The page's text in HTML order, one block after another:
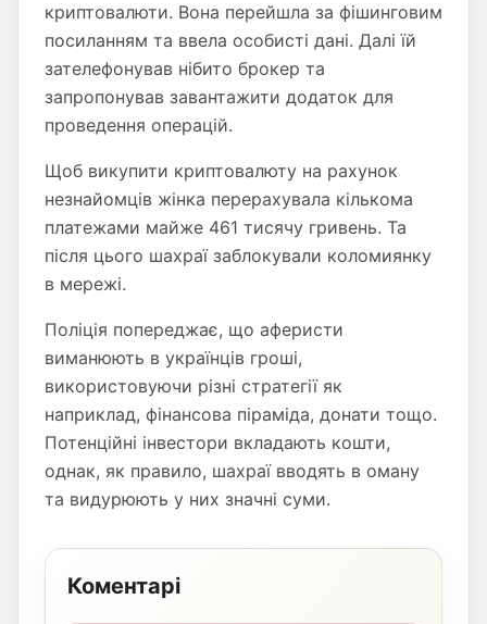
криптовалюти. Вона перейшла за фішинговим
посиланням та ввела особисті дані. Далі їй
зателефонував нібито брокер та
запропонував завантажити додаток для
проведення операцій.
Щоб викупити криптовалюту на рахунок
незнайомців жінка перерахувала кількома
платежами майже 461 тисячу гривень. Та
після цього шахраї заблокували коломиянку
в мережі.
Поліція попереджає, що аферисти
виманюють в українців гроші,
використовуючи різні стратегії як
наприклад, фінансова піраміда, донати тощо.
Потенційні інвестори вкладають кошти,
однак, як правило, шахраї вводять в оману
та видурюють у них значні суми.
Коментарі